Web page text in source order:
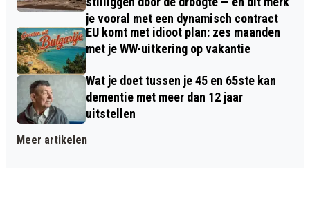
je vooral met een dynamisch contract
EU komt met idioot plan: zes maanden
met je WW-uitkering op vakantie
Wat je doet tussen je 45 en 65ste kan
dementie met meer dan 12 jaar
uitstellen
Meer artikelen